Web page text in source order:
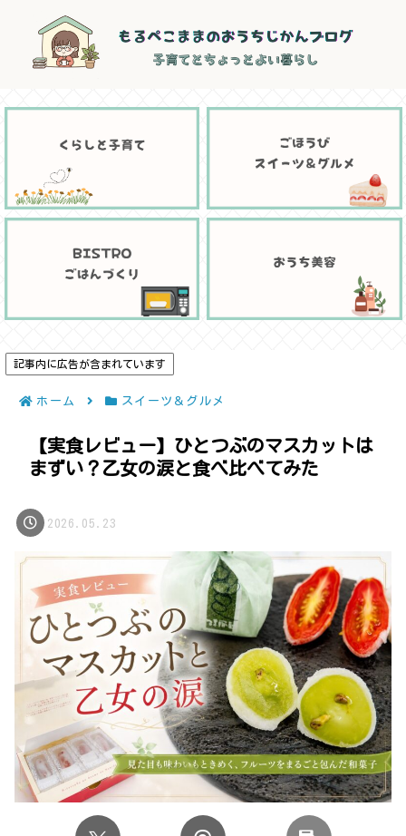
記事内に広告が含まれています
ホーム スイーツ＆グルメ
【実食レビュー】ひとつぶのマスカットは
まずい？乙女の涙と食べ比べてみた
2026.05.23